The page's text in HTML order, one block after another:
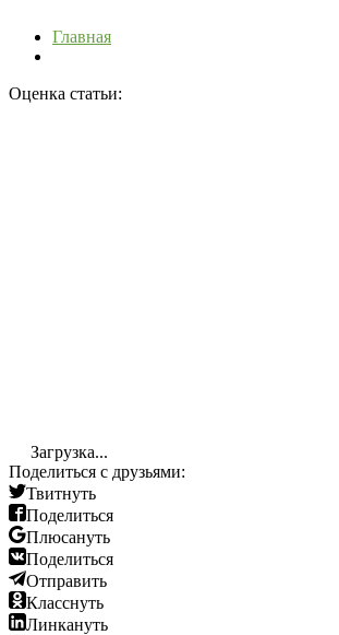
Главная
Оценка статьи:
Загрузка...
Поделиться с друзьями:
Твитнуть
Поделиться
Плюсануть
Поделиться
Отправить
Класснуть
Линкануть